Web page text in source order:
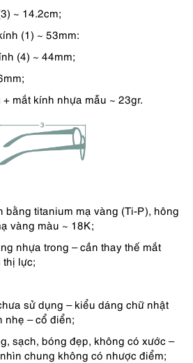
~ 14.2cm;
(1) ~ 53mm:
(4) ~ 44mm;
mắt kính nhựa mẫu ~ 23gr.
bằng titanium mạ vàng (Ti-P), hông
vàng màu ~ 18K;
nhựa trong – cần thay thế mắt
thị lực;
sử dụng – kiểu dáng chữ nhật
nhẹ – cổ điển;
sạch, bóng đẹp, không có xước –
chung không có nhược điểm;